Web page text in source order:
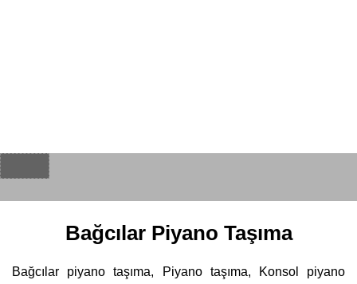
Bağcılar Piyano Taşıma
Bağcılar piyano taşıma, Piyano taşıma, Konsol piyano